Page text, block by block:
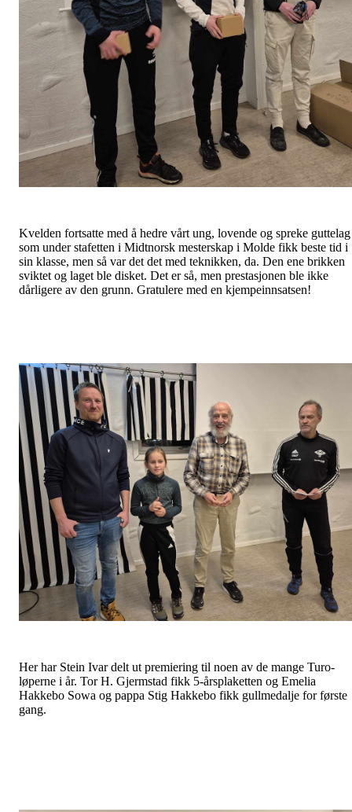
Kvelden fortsatte med å hedre vårt ung, lovende og spreke guttelag
som under stafetten i Midtnorsk mesterskap i Molde fikk beste tid i
sin klasse, men så var det det med teknikken, da. Den ene brikken
sviktet og laget ble disket. Det er så, men prestasjonen ble ikke
dårligere av den grunn. Gratulere med en kjempeinnsatsen!
Her har Stein Ivar delt ut premiering til noen av de mange Turo-
løperne i år. Tor H. Gjermstad fikk 5-årsplaketten og Emelia
Hakkebo Sowa og pappa Stig Hakkebo fikk gullmedalje for første
gang.